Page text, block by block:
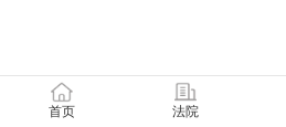
首页 法院